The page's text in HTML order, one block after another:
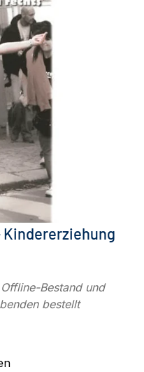
Bestand und
bestellt